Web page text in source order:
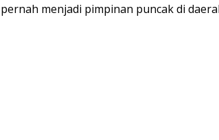
pernah menjadi pimpinan puncak di